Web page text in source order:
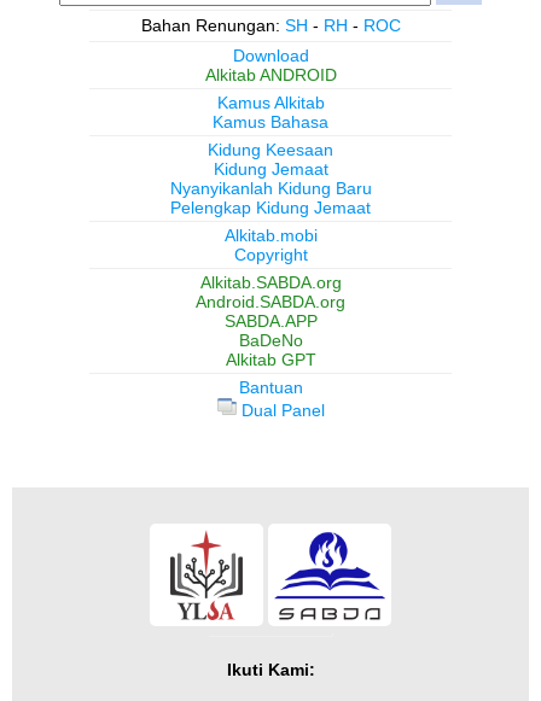
Bahan Renungan: SH - RH - ROC
Download
Alkitab ANDROID
Kamus Alkitab
Kamus Bahasa
Kidung Keesaan
Kidung Jemaat
Nyanyikanlah Kidung Baru
Pelengkap Kidung Jemaat
Alkitab.mobi
Copyright
Alkitab.SABDA.org
Android.SABDA.org
SABDA.APP
BaDeNo
Alkitab GPT
Bantuan
Dual Panel
Ikuti Kami: